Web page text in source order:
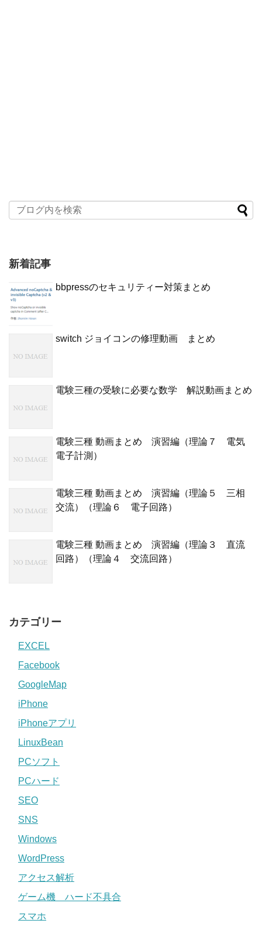
新着記事
bbpressのセキュリティー対策まとめ
switch ジョイコンの修理動画 まとめ
電験三種の受験に必要な数学 解説動画まとめ
電験三種 動画まとめ 演習編（理論７ 電気
電子計測）
電験三種 動画まとめ 演習編（理論５ 三相
交流）（理論６ 電子回路）
電験三種 動画まとめ 演習編（理論３ 直流
回路）（理論４ 交流回路）
カテゴリー
EXCEL
Facebook
GoogleMap
iPhone
iPhoneアプリ
LinuxBean
PCソフト
PCハード
SEO
SNS
Windows
WordPress
アクセス解析
ゲーム機 ハード不具合
スマホ